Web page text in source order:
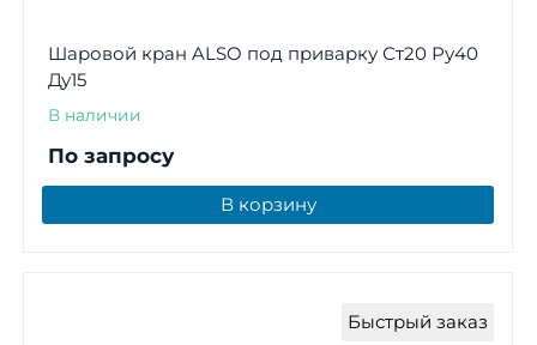
Шаровой кран ALSO под приварку Ст20 Ру40
Ду15
В наличии
По запросу
В корзину
Быстрый заказ